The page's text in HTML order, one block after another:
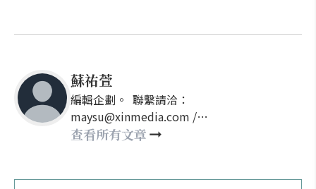
蘇祐萱
編輯企劃。 聯繫請洽：
maysu@xinmedia.com /
may860527@gmail.com
查看所有文章